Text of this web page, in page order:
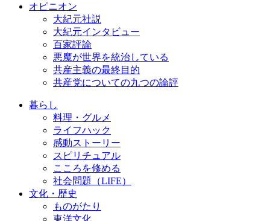
オピニオン
大紀元社説
大紀元インタビュー
百家評論
悪魔が世界を統治している
共産主義の最終目的
共産党についての九つの論評
暮らし
料理・グルメ
ライフハック
感動ストーリー
スピリチュアル
こころを修める
社会問題（LIFE）
文化・歴史
ものがたり